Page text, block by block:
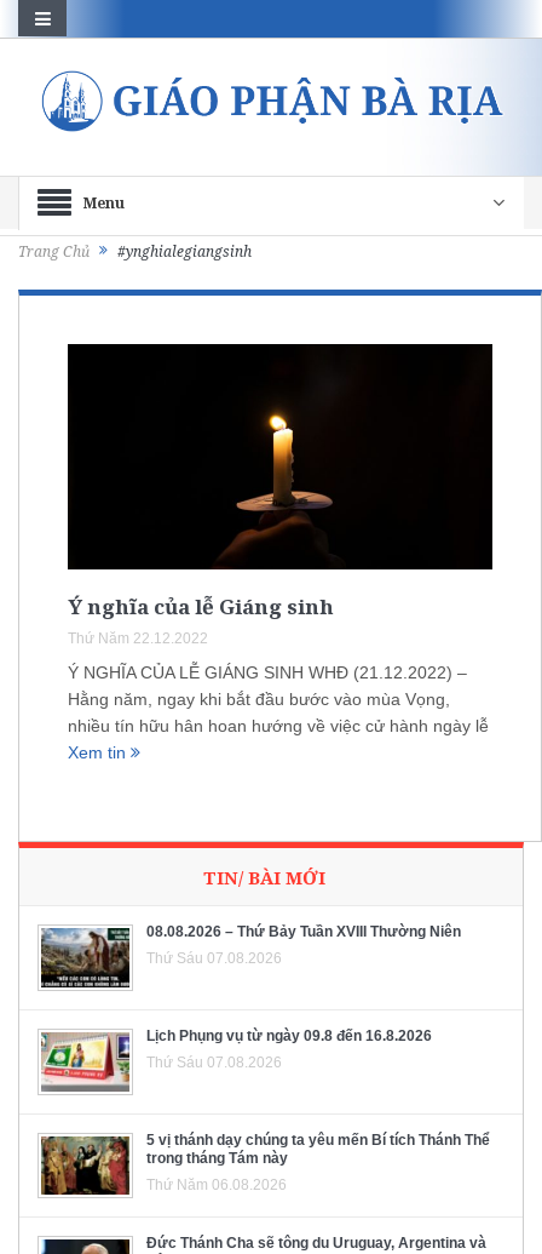
Menu
Trang Chủ #ynghialegiangsinh
Ý nghĩa của lễ Giáng sinh
Thứ Năm 22.12.2022
Ý NGHĨA CỦA LỄ GIÁNG SINH WHĐ (21.12.2022) –
Hằng năm, ngay khi bắt đầu bước vào mùa Vọng,
nhiều tín hữu hân hoan hướng về việc cử hành ngày lễ
Xem tin
TIN/ BÀI MỚI
08.08.2026 – Thứ Bảy Tuần XVIII Thường Niên
Thứ Sáu 07.08.2026
Lịch Phụng vụ từ ngày 09.8 đến 16.8.2026
Thứ Sáu 07.08.2026
5 vị thánh dạy chúng ta yêu mến Bí tích Thánh Thể
trong tháng Tám này
Thứ Năm 06.08.2026
Đức Thánh Cha sẽ tông du Uruguay, Argentina và